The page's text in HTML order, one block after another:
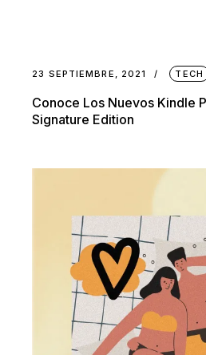
23 SEPTIEMBRE, 2021 TECH
Conoce Los Nuevos Kindle
Signature Edition